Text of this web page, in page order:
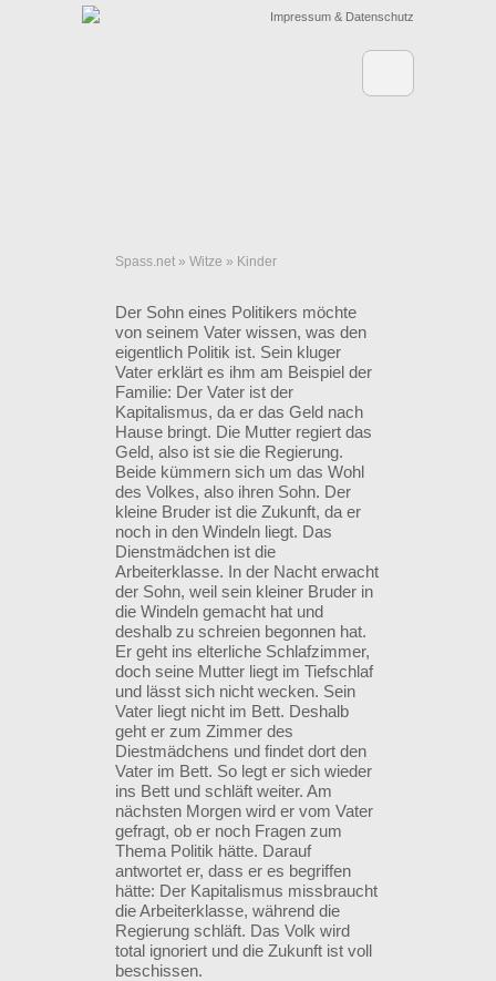
Impressum & Datenschutz
Spass.net » Witze » Kinder
Der Sohn eines Politikers möchte
von seinem Vater wissen, was den
eigentlich Politik ist. Sein kluger
Vater erklärt es ihm am Beispiel der
Familie: Der Vater ist der
Kapitalismus, da er das Geld nach
Hause bringt. Die Mutter regiert das
Geld, also ist sie die Regierung.
Beide kümmern sich um das Wohl
des Volkes, also ihren Sohn. Der
kleine Bruder ist die Zukunft, da er
noch in den Windeln liegt. Das
Dienstmädchen ist die
Arbeiterklasse. In der Nacht erwacht
der Sohn, weil sein kleiner Bruder in
die Windeln gemacht hat und
deshalb zu schreien begonnen hat.
Er geht ins elterliche Schlafzimmer,
doch seine Mutter liegt im Tiefschlaf
und lässt sich nicht wecken. Sein
Vater liegt nicht im Bett. Deshalb
geht er zum Zimmer des
Diestmädchens und findet dort den
Vater im Bett. So legt er sich wieder
ins Bett und schläft weiter. Am
nächsten Morgen wird er vom Vater
gefragt, ob er noch Fragen zum
Thema Politik hätte. Darauf
antwortet er, dass er es begriffen
hätte: Der Kapitalismus missbraucht
die Arbeiterklasse, während die
Regierung schläft. Das Volk wird
total ignoriert und die Zukunft ist voll
beschissen.